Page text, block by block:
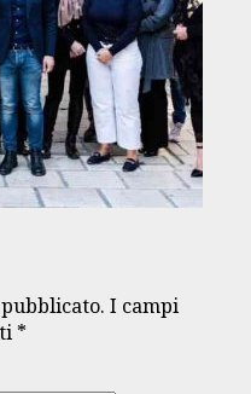
I campi
*